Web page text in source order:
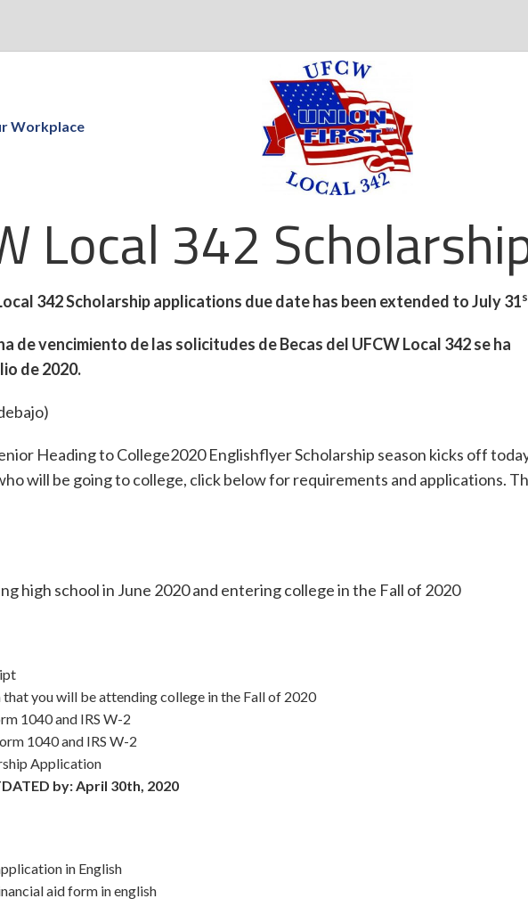
Workplace
Local 342
342 Scholarship applications due date has been extended to July 31
de vencimiento de las solicitudes de Becas del UFCW Local 342 se ha
de 2020.
Heading to College2020 Englishflyer Scholarship season kicks off
will be going to college, click below for requirements and applications.
high school in June 2020 and entering college in the Fall of 2020
you will be attending college in the Fall of 2020
1040 and IRS W-2
1040 and IRS W-2
Application
by: April 30th, 2020
in English
aid form in english